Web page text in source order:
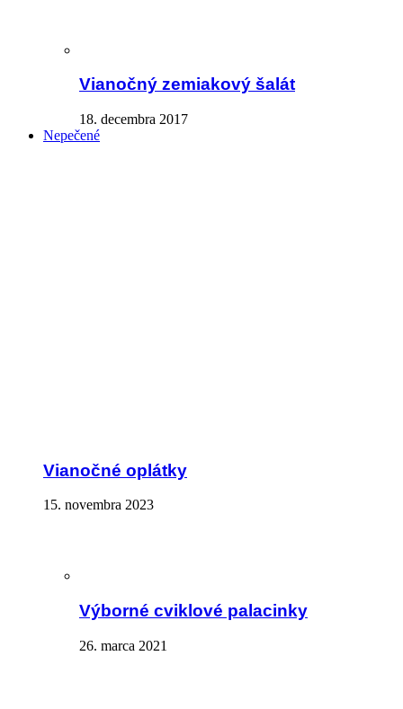
Vianočný zemiakový šalát
18. decembra 2017
Nepečené
Vianočné oplátky
15. novembra 2023
Výborné cviklové palacinky
26. marca 2021